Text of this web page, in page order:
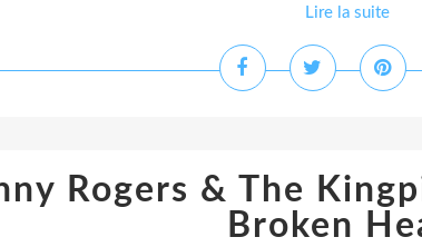
Lire la suite
Rogers & The
Broken